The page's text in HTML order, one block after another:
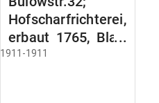
Hofscharfrichterei,
erbaut 1765, Blatt
2;
1911-1911